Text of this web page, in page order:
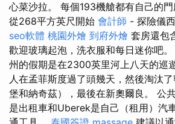
心菜沙拉。 每個193機艙都有自己的門
從268平方英尺開始 會計師 - 探險儀
seo軟體 桃園外燴 到府外燴 套房還包
歡迎玻璃起泡，洗衣服和每日迷你吧。
州的假期是在2300英里河上八天的巡
人在孟菲斯度過了頭幾天，然後淘汰
堡和納奇茲），最後在新奧爾良。 公
是出租車和Uberek是自己（租用）汽